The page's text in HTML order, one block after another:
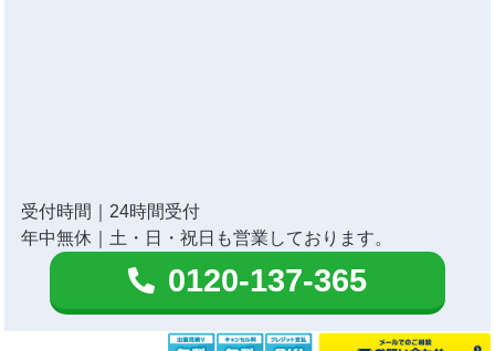
受付時間｜24時間受付
年中無休｜土・日・祝日も営業しております。
0120-137-365